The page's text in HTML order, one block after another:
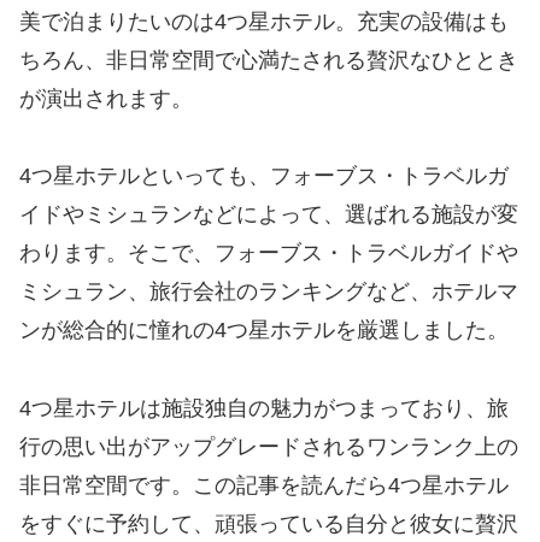
美で泊まりたいのは4つ星ホテル。充実の設備はも
ちろん、非日常空間で心満たされる贅沢なひととき
が演出されます。
4つ星ホテルといっても、フォーブス・トラベルガ
イドやミシュランなどによって、選ばれる施設が変
わります。そこで、フォーブス・トラベルガイドや
ミシュラン、旅行会社のランキングなど、ホテルマ
ンが総合的に憧れの4つ星ホテルを厳選しました。
4つ星ホテルは施設独自の魅力がつまっており、旅
行の思い出がアップグレードされるワンランク上の
非日常空間です。この記事を読んだら4つ星ホテル
をすぐに予約して、頑張っている自分と彼女に贅沢